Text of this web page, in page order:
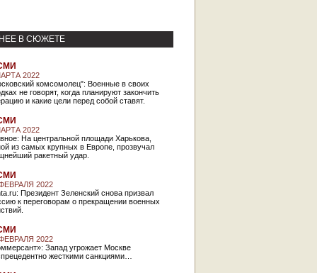
В СЮЖЕТЕ
2022
комсомолец": Военные в своих
не говорят, когда планируют закончить
и какие цели перед собой ставят.
2022
На центральной площади Харькова,
из самых крупных в Европе, прозвучал
ракетный удар.
2022
Президент Зеленский снова призвал
к переговорам о прекращении военных
2022
Запад угрожает Москве
жесткими санкциями…